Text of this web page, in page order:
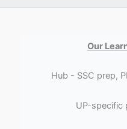
Our
Hub - SSC prep,
UP-specific